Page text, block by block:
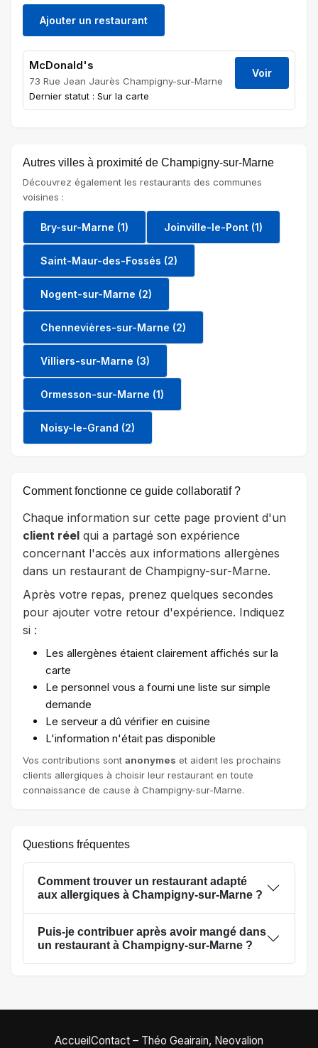
Ajouter un restaurant
McDonald's
73 Rue Jean Jaurès Champigny-sur-Marne
Dernier statut : Sur la carte
Voir
Autres villes à proximité de Champigny-sur-Marne
Découvrez également les restaurants des communes
voisines :
Bry-sur-Marne (1) Joinville-le-Pont (1)
Saint-Maur-des-Fossés (2)
Nogent-sur-Marne (2)
Chennevières-sur-Marne (2)
Villiers-sur-Marne (3)
Ormesson-sur-Marne (1)
Noisy-le-Grand (2)
Comment fonctionne ce guide collaboratif ?
Chaque information sur cette page provient d'un
client réel qui a partagé son expérience
concernant l'accès aux informations allergènes
dans un restaurant de Champigny-sur-Marne.
Après votre repas, prenez quelques secondes
pour ajouter votre retour d'expérience. Indiquez
si :
Les allergènes étaient clairement affichés sur la
carte
Le personnel vous a fourni une liste sur simple
demande
Le serveur a dû vérifier en cuisine
L'information n'était pas disponible
Vos contributions sont anonymes et aident les prochains
clients allergiques à choisir leur restaurant en toute
connaissance de cause à Champigny-sur-Marne.
Questions fréquentes
Comment trouver un restaurant adapté
aux allergiques à Champigny-sur-Marne ?
Puis-je contribuer après avoir mangé dans
un restaurant à Champigny-sur-Marne ?
AccueilContact – Théo Geairain, Neovalion